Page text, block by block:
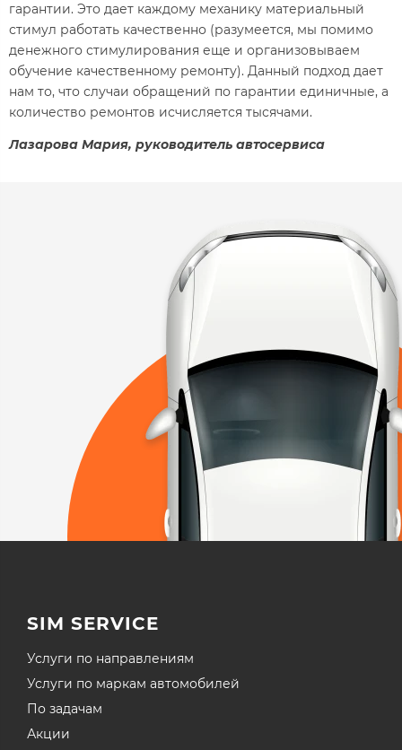
гарантии. Это дает каждому механику материальный
стимул работать качественно (разумеется, мы помимо
денежного стимулирования еще и организовываем
обучение качественному ремонту). Данный подход дает
нам то, что случаи обращений по гарантии единичные, а
количество ремонтов исчисляется тысячами.
Лазарова Мария, руководитель автосервиса
SIM SERVICE
Услуги по направлениям
Услуги по маркам автомобилей
По задачам
Акции